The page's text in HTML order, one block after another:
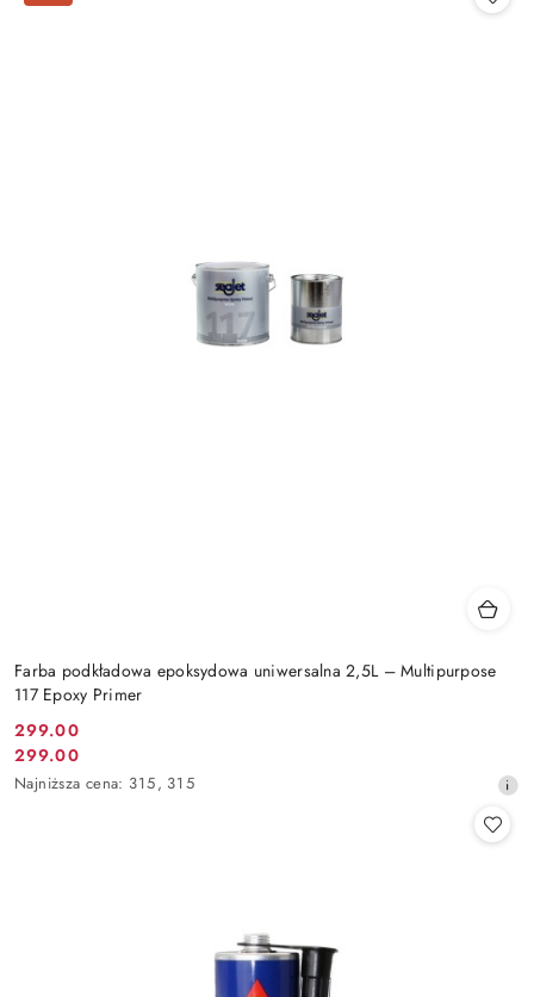
Farba podkładowa epoksydowa uniwersalna 2,5L – Multipurpose
117 Epoxy Primer
Cena
promocyjna:
299.00
Cena
promocyjna:
299.00
Najniższa
Najniższa cena: 315, 315